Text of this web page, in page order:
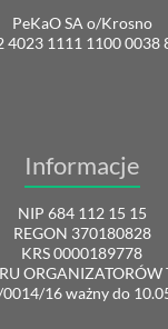
PeKaO SA o/Krosno
4023 1111 1100 0038
Informacje
NIP 684 112 15 15
REGON 370180828
KRS 0000189778
16 ważny do